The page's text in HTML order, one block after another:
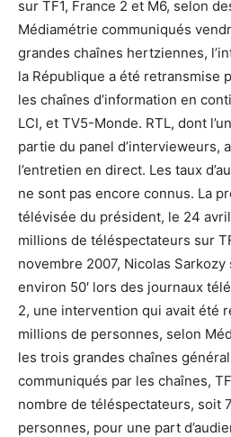
sur TF1, France 2 et M6, selon
Médiamétrie communiqués
grandes chaînes hertziennes,
la République a été retransmise
les chaînes d’information en
LCI, et TV5-Monde. RTL, dont
partie du panel d’intervieweurs,
l’entretien en direct. Les taux
ne sont pas encore connus. La
télévisée du président, le 24
millions de téléspectateurs sur
novembre 2007, Nicolas Sarkozy
environ 50′ lors des journaux
2, une intervention qui avait été
millions de personnes, selon
les trois grandes chaînes
communiqués par les chaînes,
nombre de téléspectateurs, soit
personnes, pour une part